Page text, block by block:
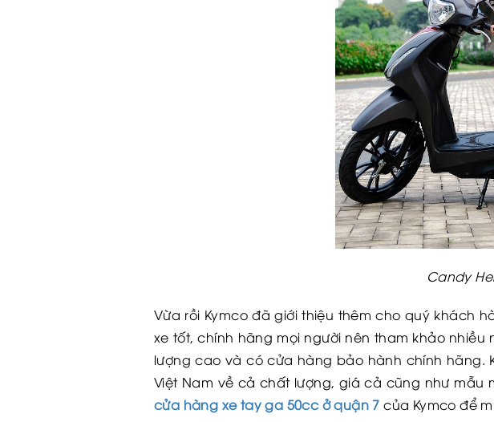
Candy
Vừa rồi Kymco đã giới thiệu thêm cho quý khách
xe tốt, chính hãng mọi người nên tham khảo
lượng cao và có cửa hàng bảo hành chính hãng.
Việt Nam về cả chất lượng, giá cả cũng như
cửa hàng xe tay ga 50cc ở quận 7 của Kymco để